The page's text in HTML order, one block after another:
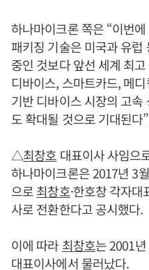
하나마이크론 쪽은 “이번
패키징 기술은 미국과 유
중인 것보다 앞선 세계 최
디바이스, 스마트카드, 메
기반 디바이스 시장의 고
도 확대될 것으로 기대된다
△최창호 대표이사 사임으
하나마이크론은 2017년 3
으로최창호·한호창 각자
사로 전환한다고 공시했다.
이에 따라 최창호는 2001
대표이사에서 물러났다.